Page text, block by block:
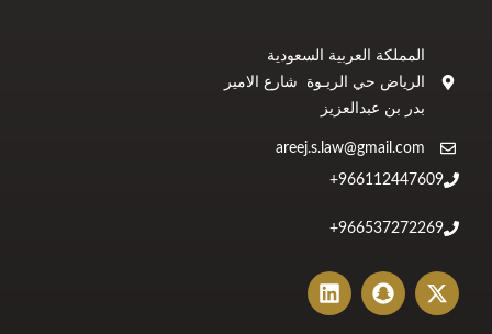
المملكة العربية السعودية
الرياض حي الربـوة شارع الامير
بدر بن عبدالعزيز
areej.s.law@gmail.com
966112447609+
966537272269+